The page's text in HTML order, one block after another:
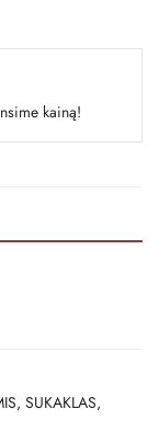
kainą!
SUKAKLAS,